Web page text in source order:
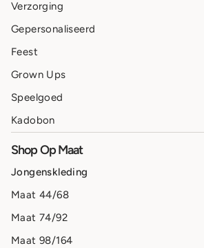
Verzorging
Gepersonaliseerd
Feest
Grown Ups
Speelgoed
Kadobon
Shop Op Maat
Jongenskleding
Maat 44/68
Maat 74/92
Maat 98/164